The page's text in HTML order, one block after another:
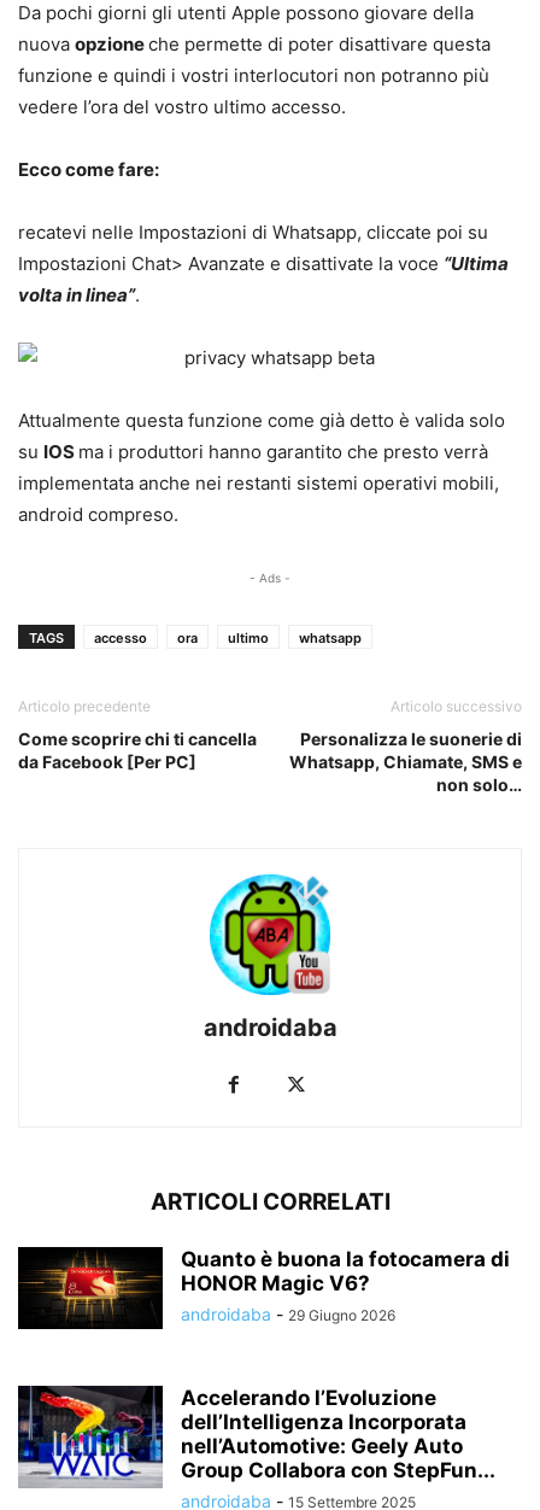
Da pochi giorni gli utenti Apple possono giovare della
nuova opzioneche permette di poter disattivare questa
funzione e quindi i vostri interlocutori non potranno più
vedere l’ora del vostro ultimo accesso.
Ecco come fare:
recatevi nelle Impostazioni di Whatsapp, cliccate poi su
Impostazioni Chat> Avanzate e disattivate la voce “Ultima
volta in linea”.
Attualmente questa funzione come già detto è valida solo
su IOS ma i produttori hanno garantito che presto verrà
implementata anche nei restanti sistemi operativi mobili,
android compreso.
- Ads -
TAGS accesso ora ultimo whatsapp
Articolo precedente
Come scoprire chi ti cancella
da Facebook [Per PC]
Articolo successivo
Personalizza le suonerie di
Whatsapp, Chiamate, SMS e
non solo…
androidaba
ARTICOLI CORRELATI
Quanto è buona la fotocamera di
HONOR Magic V6?
androidaba - 29 Giugno 2026
Accelerando l’Evoluzione
dell’Intelligenza Incorporata
nell’Automotive: Geely Auto
Group Collabora con StepFun...
androidaba - 15 Settembre 2025